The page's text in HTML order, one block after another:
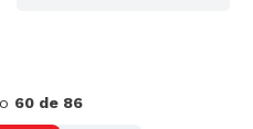
Jack Caja 907 g